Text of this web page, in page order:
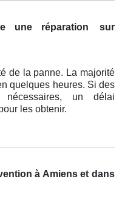
une réparation
sur
de la panne. La majorité
quelques heures. Si des
nécessaires, un délai
les obtenir.
à Amiens et dans